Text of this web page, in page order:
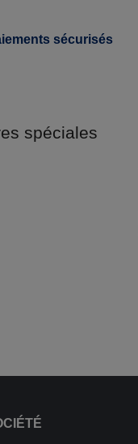
sécurisés
spéciales